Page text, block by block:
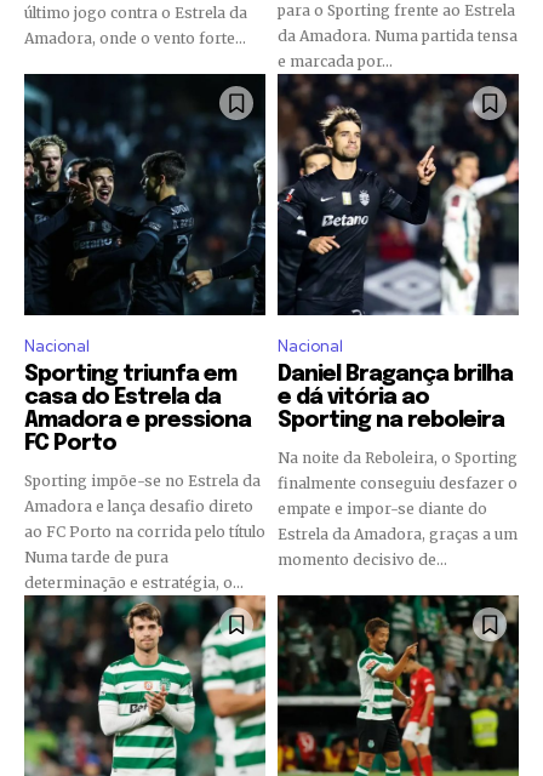
último jogo contra o Estrela da
Amadora, onde o vento forte...
para o Sporting frente ao Estrela
da Amadora. Numa partida tensa
e marcada por...
Nacional
Sporting triunfa em
casa do Estrela da
Amadora e pressiona
FC Porto
Sporting impõe-se no Estrela da
Amadora e lança desafio direto
ao FC Porto na corrida pelo título
Numa tarde de pura
determinação e estratégia, o...
Nacional
Daniel Bragança brilha
e dá vitória ao
Sporting na reboleira
Na noite da Reboleira, o Sporting
finalmente conseguiu desfazer o
empate e impor-se diante do
Estrela da Amadora, graças a um
momento decisivo de...